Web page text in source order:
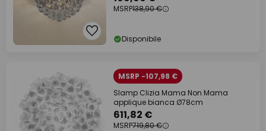
MSRP138,90 €
Disponibile
MSRP -107,98 €
Slamp Clizia Mama Non Mama
applique bianca Ø78cm
611,82 €
MSRP719,80 €